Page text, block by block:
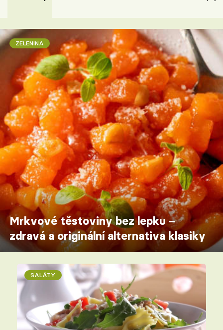
ZELENINA
Mrkvové těstoviny bez lepku –
zdravá a originální alternativa klasiky
SALÁTY